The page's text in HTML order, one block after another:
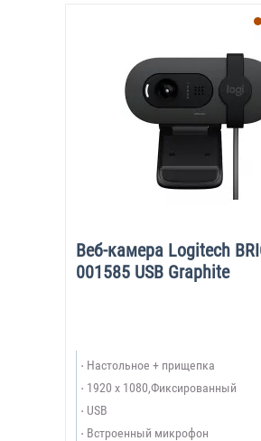
Веб-камера Logitech
001585 USB Graphite
Настольное + прищепка
1920 x 1080,Фиксированный
USB
Встроенный микрофон